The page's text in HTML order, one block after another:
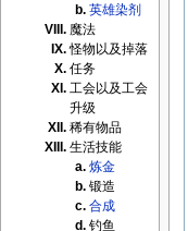
英雄染剂
魔法
怪物以及掉落
任务
工会以及工会
升级
稀有物品
生活技能
炼金
锻造
合成
钓鱼